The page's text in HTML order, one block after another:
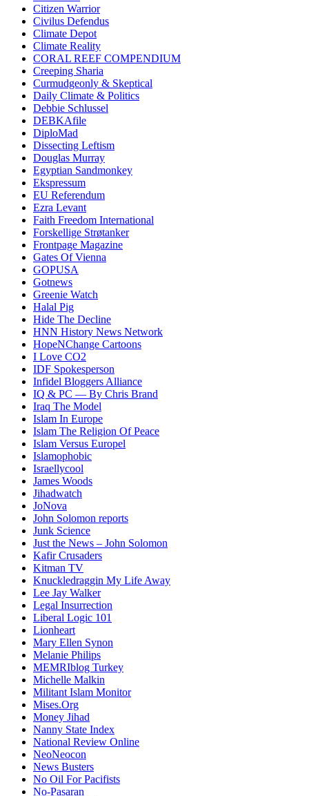
Citizen Warrior
Civilus Defendus
Climate Depot
Climate Reality
CORAL REEF COMPENDIUM
Creeping Sharia
Curmudgeonly & Skeptical
Daily Climate & Politics
Debbie Schlussel
DEBKAfile
DiploMad
Dissecting Leftism
Douglas Murray
Egyptian Sandmonkey
Ekspressum
EU Referendum
Ezra Levant
Faith Freedom International
Forskellige Strøtanker
Frontpage Magazine
Gates Of Vienna
GOPUSA
Gotnews
Greenie Watch
Halal Pig
Hide The Decline
HNN History News Network
HopeNChange Cartoons
I Love CO2
IDF Spokesperson
Infidel Bloggers Alliance
IQ & PC — By Chris Brand
Iraq The Model
Islam In Europe
Islam The Religion Of Peace
Islam Versus Europel
Islamophobic
Israellycool
James Woods
Jihadwatch
JoNova
John Solomon reports
Junk Science
Just the News – John Solomon
Kafir Crusaders
Kitman TV
Knuckledraggin My Life Away
Lee Jay Walker
Legal Insurrection
Liberal Logic 101
Lionheart
Mary Ellen Synon
Melanie Philips
MEMRIblog Turkey
Michelle Malkin
Militant Islam Monitor
Mises.Org
Money Jihad
Nanny State Index
National Review Online
NeoNeocon
News Busters
No Oil For Pacifists
No-Pasaran